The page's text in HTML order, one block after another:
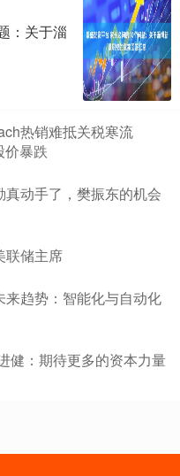
：关于淄
热销难抵关税寒流
价暴跌
动手了，樊振东的机会
联储主席
趋势：智能化与自动化
健：期待更多的资本力量